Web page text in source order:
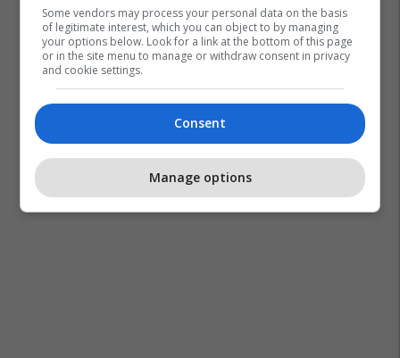
Lancanshire Stacioni I Autobusave
Ford Focus
Angli
Some vendors may process your personal data on the basis
of legitimate interest, which you can object to by managing
your options below. Look for a link at the bottom of this page
or in the site menu to manage or withdraw consent in privacy
and cookie settings.
Consent
Manage options